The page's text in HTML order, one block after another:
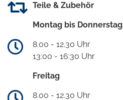
Teile & Zubehör
Montag bis Donnerstag
8.00 - 12.30 Uhr
13:00 - 16:30 Uhr
Freitag
8.00 - 12.30 Uhr